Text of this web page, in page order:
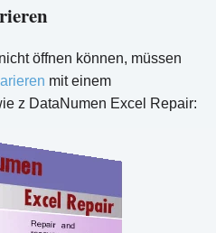
öffnen können, müssen
mit einem
z DataNumen Excel Repair: